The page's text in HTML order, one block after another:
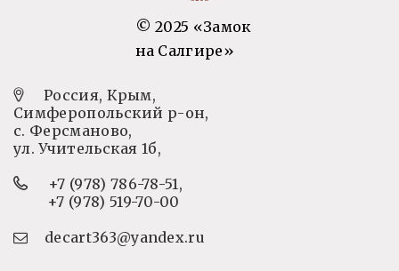
© 2025 «Замок
на Салгире»
Россия, Крым,
Симферопольский р-он,
с. Ферсманово,
ул. Учительская 1б,
+7 (978) 786-78-51,
+7 (978) 519-70-00
decart363@yandex.ru